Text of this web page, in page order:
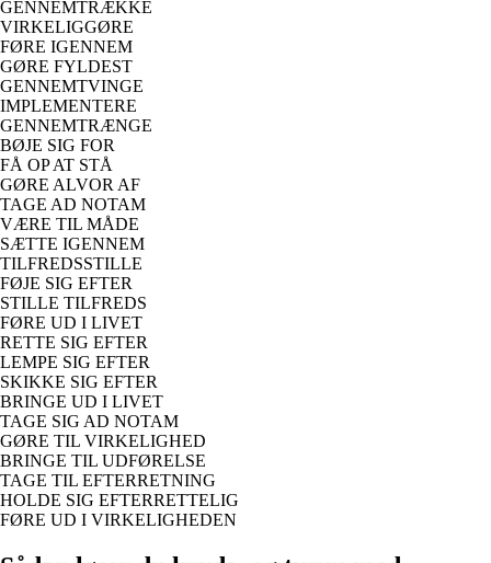
GENNEMTRÆKKE
VIRKELIGGØRE
FØRE IGENNEM
GØRE FYLDEST
GENNEMTVINGE
IMPLEMENTERE
GENNEMTRÆNGE
BØJE SIG FOR
FÅ OP AT STÅ
GØRE ALVOR AF
TAGE AD NOTAM
VÆRE TIL MÅDE
SÆTTE IGENNEM
TILFREDSSTILLE
FØJE SIG EFTER
STILLE TILFREDS
FØRE UD I LIVET
RETTE SIG EFTER
LEMPE SIG EFTER
SKIKKE SIG EFTER
BRINGE UD I LIVET
TAGE SIG AD NOTAM
GØRE TIL VIRKELIGHED
BRINGE TIL UDFØRELSE
TAGE TIL EFTERRETNING
HOLDE SIG EFTERRETTELIG
FØRE UD I VIRKELIGHEDEN